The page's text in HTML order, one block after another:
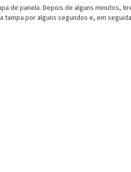
de panela. Depois de alguns minutos,
por alguns segundos e, em